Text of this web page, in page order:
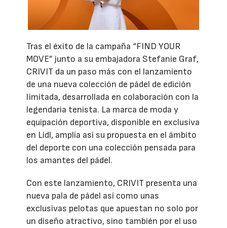
Tras el éxito de la campaña “FIND YOUR
MOVE” junto a su embajadora Stefanie Graf,
CRIVIT da un paso más con el lanzamiento
de una nueva colección de pádel de edición
limitada, desarrollada en colaboración con la
legendaria tenista. La marca de moda y
equipación deportiva, disponible en exclusiva
en Lidl, amplía así su propuesta en el ámbito
del deporte con una colección pensada para
los amantes del pádel.
Con este lanzamiento, CRIVIT presenta una
nueva pala de pádel así como unas
exclusivas pelotas que apuestan no solo por
un diseño atractivo, sino también por el uso